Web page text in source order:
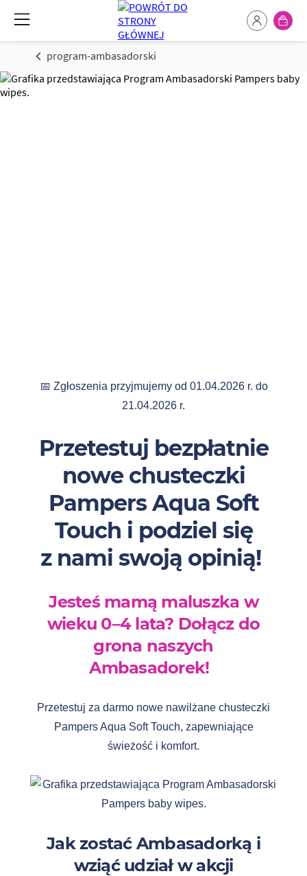
program-ambasadorski
📅 Zgłoszenia przyjmujemy od 01.04.2026 r. do
21.04.2026 r.
Przetestuj bezpłatnie
nowe chusteczki
Pampers Aqua Soft
Touch i podziel się
z nami swoją opinią!
Jesteś mamą maluszka w
wieku 0–4 lata? Dołącz do
grona naszych
Ambasadorek!
Przetestuj za darmo nowe nawilżane chusteczki
Pampers Aqua Soft Touch, zapewniające
świeżość i komfort.
Jak zostać Ambasadorką i
wziąć udział w akcji